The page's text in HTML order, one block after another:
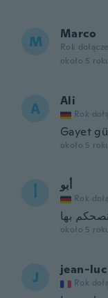
M Marco
Rok
około 5
A Ali
Rok
Gayet
około 5
أ أبو
Rok
بها
około 5
J jean-luc
Rok